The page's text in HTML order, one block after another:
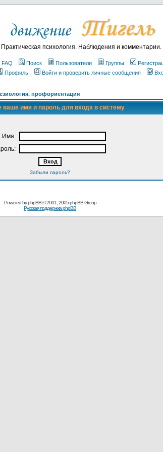
Практическая психология. Наблюдения и комментарии.
FAQ Поиск Пользователи Группы
Профиль
Войти и проверить личные сообщения
профориентация
ваше имя и пароль для входа в систему
Имя:
Забыли пароль?
Powered byphpBB© 2001, 2005 phpBB Group
Русская поддержка phpBB